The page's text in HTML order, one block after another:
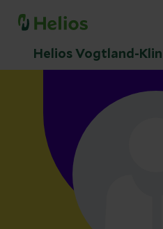
Helios Vogtland-